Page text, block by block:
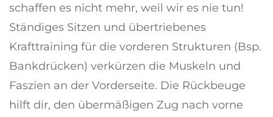
schaffen es nicht mehr, weil wir es nie tun!
Ständiges Sitzen und übertriebenes
Krafttraining für die vorderen Strukturen (Bsp.
Bankdrücken) verkürzen die Muskeln und
Faszien an der Vorderseite. Die Rückbeuge
hilft dir, den übermäßigen Zug nach vorne